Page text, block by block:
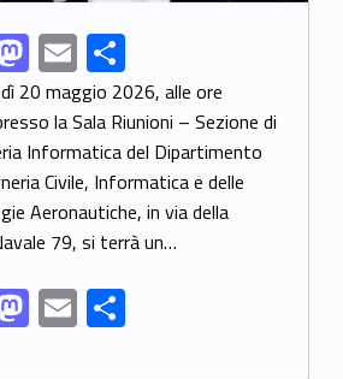
M
as
to
d
o
n
E
m
ai
l
S
h
ar
e
20 maggio 2026, alle ore
la Sala Riunioni – Sezione di
Informatica del Dipartimento
Civile, Informatica e delle
Aeronautiche, in via della
79, si terrà un…
M
as
E
m
S
h